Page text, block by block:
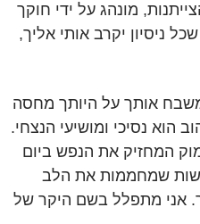
מונהג על ידי חוקך
ניסיון יקרב אותי אליך,
אותך על היותך מחסה
הוא נסיכי ומושיעי הנצחי.
המחזיק את הנפש ביום
שמחממות את הלב
אני מתפלל בשם היקר של